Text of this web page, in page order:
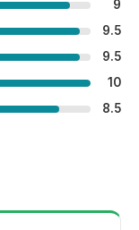
9
9.5
9.5
10
8.5